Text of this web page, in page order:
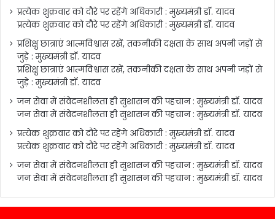
प्रत्येक शुक्रवार को दौरे पर रहेंगे अधिकारी : मुख्यमंत्री डॉ. यादव
प्रत्येक शुक्रवार को दौरे पर रहेंगे अधिकारी : मुख्यमंत्री डॉ. यादव
प्रशिक्षु छात्राएं आत्मविश्वास रखें, तकनीकी दक्षता के साथ अपनी जड़ों से
जुड़े : मुख्यमंत्री डॉ. यादव
प्रशिक्षु छात्राएं आत्मविश्वास रखें, तकनीकी दक्षता के साथ अपनी जड़ों से
जुड़े : मुख्यमंत्री डॉ. यादव
जन सेवा में संवेदनशीलता ही सुशासन की पहचान : मुख्यमंत्री डॉ. यादव
जन सेवा में संवेदनशीलता ही सुशासन की पहचान : मुख्यमंत्री डॉ. यादव
प्रत्येक शुक्रवार को दौरे पर रहेंगे अधिकारी : मुख्यमंत्री डॉ. यादव
प्रत्येक शुक्रवार को दौरे पर रहेंगे अधिकारी : मुख्यमंत्री डॉ. यादव
जन सेवा में संवेदनशीलता ही सुशासन की पहचान : मुख्यमंत्री डॉ. यादव
जन सेवा में संवेदनशीलता ही सुशासन की पहचान : मुख्यमंत्री डॉ. यादव